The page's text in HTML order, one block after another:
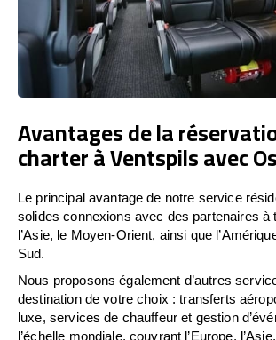
Avantages de la
charter à Ventspils avec
Le principal avantage de notre service
solides connexions avec des partenaires à
l’Asie, le Moyen-Orient, ainsi que
Sud.
Nous proposons également d’autres
destination de votre choix : transferts
luxe, services de chauffeur et gestion
l’échelle mondiale, couvrant l’Europe,